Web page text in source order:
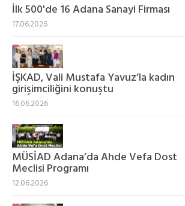
İlk 500'de 16 Adana Sanayi Firması
17.06.2026
İŞKAD, Vali Mustafa Yavuz’la kadın
girişimciliğini konuştu
16.06.2026
MÜSİAD Adana’da Ahde Vefa Dost
Meclisi Programı
12.06.2026